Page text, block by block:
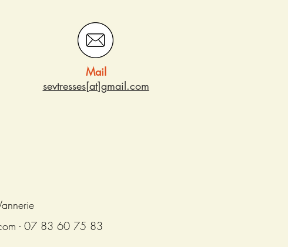
Mail
sevtresses[at]gmail.com
- 07 83 60 75 83